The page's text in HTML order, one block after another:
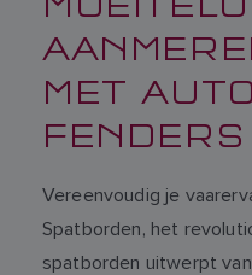
MET
FENDERS
Vereenvoudig je
Spatborden, het
spatborden uitwerpt